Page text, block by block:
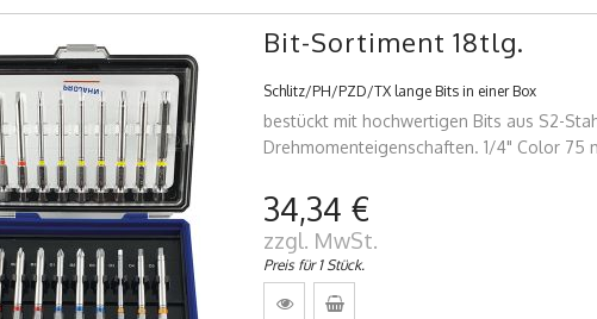
Bit-Sortiment 18tlg.
Schlitz/PH/PZD/TX lange Bits in einer Box
bestückt mit hochwertigen Bits aus S2-
Drehmomenteigenschaften. 1/4" Color 75
34,34 €
zzgl. MwSt.
Preis für 1 Stück.